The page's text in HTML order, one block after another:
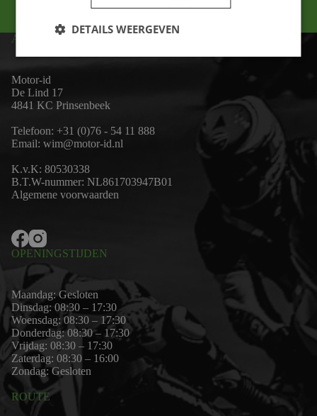
ADRES
Motor-id
De Lind 17
4841 KC Prinsenbeek
Telefoon: +31 (0)76 - 54 11 888
Email: wim@motor-id.nl
K.v.K: 80530338
B.T.W-nummer: NL861703947B01
Algemene voorwaarden
OPENINGSTIJDEN
Maandag: Gesloten
Dinsdag: 08:30 – 17:30
Woensdag: 08:30 – 17:30
Donderdag: 08:30 – 17:30
Vrijdag: 08:30 – 17:30
Zaterdag: 08:30 – 16:00
Zondag: Gesloten
ROUTE
DETAILS WEERGEVEN